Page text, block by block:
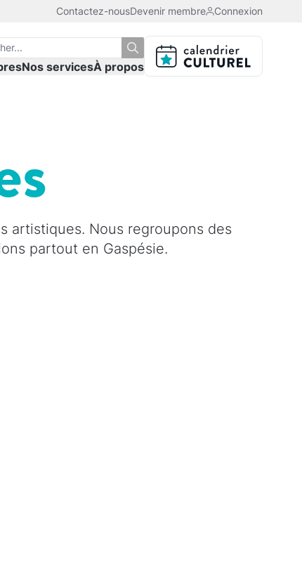
Contactez-nousDevenir membre Connexion
Nos servicesÀ propos
artistiques. Nous regroupons des
partout en Gaspésie.